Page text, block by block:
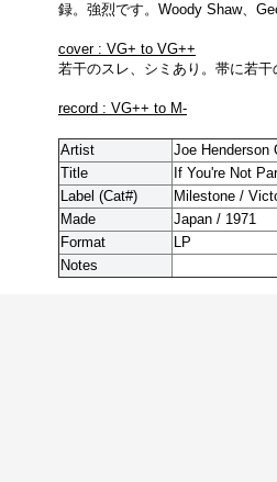
録。強烈です。Woody Shaw、
cover : VG+ to VG++
若干のスレ、シミあり。帯に若
record : VG++ to M-
Artist
Joe Henderson
Title
If You're Not
Label (Cat#)
Milestone /
Made
Japan / 1971
Format
LP
Notes